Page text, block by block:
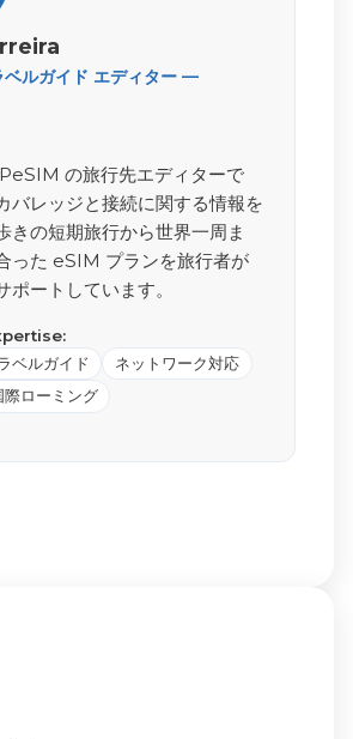
ベルガイド エディター —
の旅行先エディターで
バレッジと接続に関する情報を
きの短期旅行から世界一周ま
った eSIM プランを旅行者が
ポートしています。
ベルガイド
ネットワーク対応
際ローミング